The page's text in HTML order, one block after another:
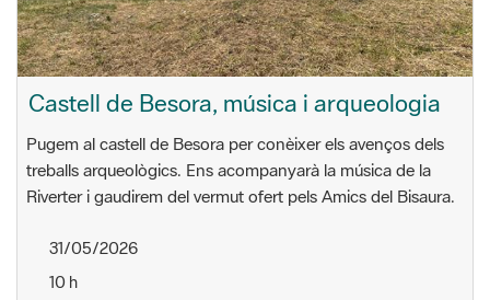
Castell de Besora, música i arqueologia
Pugem al castell de Besora per conèixer els avenços dels
treballs arqueològics. Ens acompanyarà la música de la
Riverter i gaudirem del vermut ofert pels Amics del Bisaura.
31/05/2026
10 h